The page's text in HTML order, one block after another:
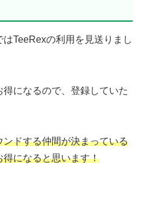
TeeRexの利用を見送りまし
になるので、登録していた
ンドする仲間が決まっている
になると思います！